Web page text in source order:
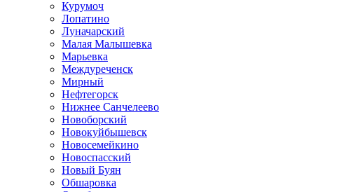
Курумоч
Лопатино
Луначарский
Малая Малышевка
Марьевка
Междуреченск
Мирный
Нефтегорск
Нижнее Санчелеево
Новоборский
Новокуйбышевск
Новосемейкино
Новоспасский
Новый Буян
Обшаровка